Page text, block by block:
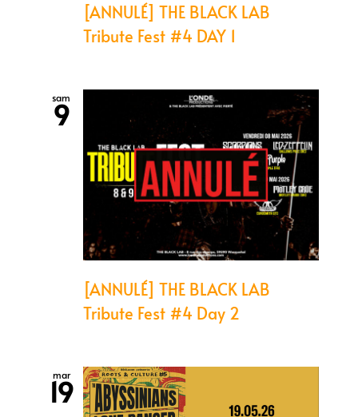
[ANNULÉ] THE BLACK LAB
Tribute Fest #4 DAY 1
sam
9
[ANNULÉ] THE BLACK LAB
Tribute Fest #4 Day 2
mar
19